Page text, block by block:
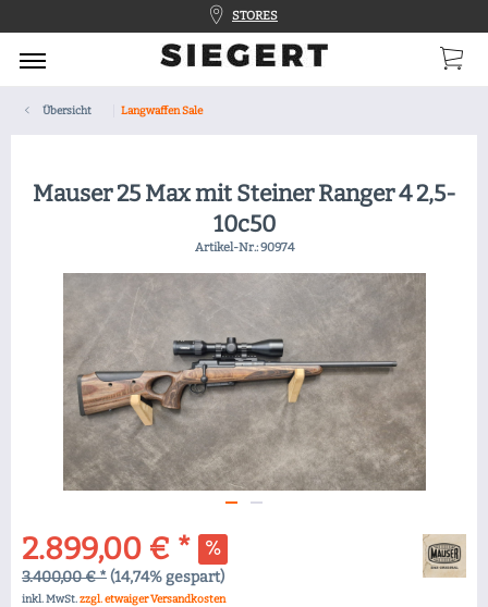
STORES
Übersicht Langwaffen Sale
Mauser 25 Max mit Steiner Ranger 4 2,5-
10c50
Artikel-Nr.:90974
2.899,00 € *
3.400,00 € *(14,74% gespart)
inkl. MwSt.zzgl. etwaiger Versandkosten